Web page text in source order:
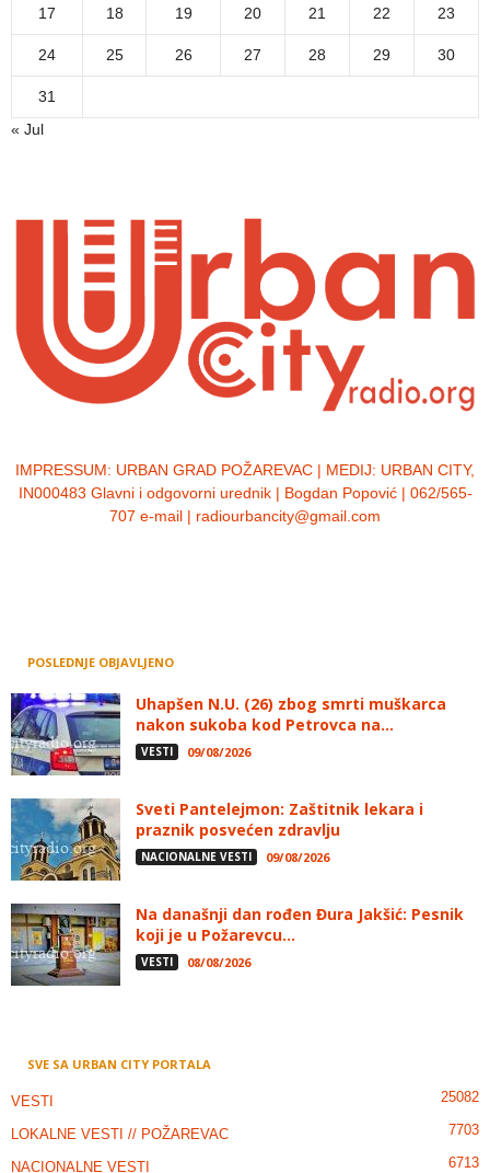
17 18 19 20 21 22 23
24 25 26 27 28 29 30
31
« Jul
IMPRESSUM: URBAN GRAD POŽAREVAC | MEDIJ: URBAN CITY,
IN000483 Glavni i odgovorni urednik | Bogdan Popović | 062/565-
707 e-mail | radiourbancity@gmail.com
POSLEDNJE OBJAVLJENO
Uhapšen N.U. (26) zbog smrti muškarca
nakon sukoba kod Petrovca na...
VESTI 09/08/2026
Sveti Pantelejmon: Zaštitnik lekara i
praznik posvećen zdravlju
NACIONALNE VESTI 09/08/2026
Na današnji dan rođen Đura Jakšić: Pesnik
koji je u Požarevcu...
VESTI 08/08/2026
SVE SA URBAN CITY PORTALA
VESTI 25082
LOKALNE VESTI // POŽAREVAC 7703
NACIONALNE VESTI 6713